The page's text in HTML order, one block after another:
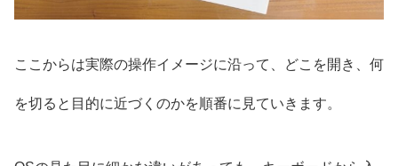
ここからは実際の操作イメージに沿って、どこを開き、何
を切ると目的に近づくのかを順番に見ていきます。